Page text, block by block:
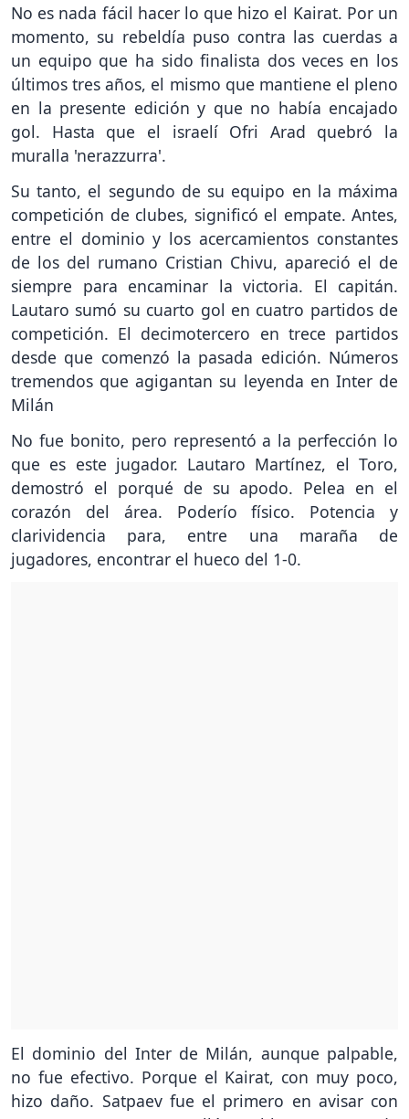
No es nada fácil hacer lo que hizo el Kairat. Por un
momento, su rebeldía puso contra las cuerdas a
un equipo que ha sido finalista dos veces en los
últimos tres años, el mismo que mantiene el pleno
en la presente edición y que no había encajado
gol. Hasta que el israelí Ofri Arad quebró la
muralla 'nerazzurra'.
Su tanto, el segundo de su equipo en la máxima
competición de clubes, significó el empate. Antes,
entre el dominio y los acercamientos constantes
de los del rumano Cristian Chivu, apareció el de
siempre para encaminar la victoria. El capitán.
Lautaro sumó su cuarto gol en cuatro partidos de
competición. El decimotercero en trece partidos
desde que comenzó la pasada edición. Números
tremendos que agigantan su leyenda en Inter de
Milán
No fue bonito, pero representó a la perfección lo
que es este jugador. Lautaro Martínez, el Toro,
demostró el porqué de su apodo. Pelea en el
corazón del área. Poderío físico. Potencia y
clarividencia para, entre una maraña de
jugadores, encontrar el hueco del 1-0.
El dominio del Inter de Milán, aunque palpable,
no fue efectivo. Porque el Kairat, con muy poco,
hizo daño. Satpaev fue el primero en avisar con